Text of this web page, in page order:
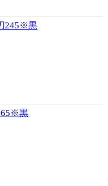
245※黒
黒